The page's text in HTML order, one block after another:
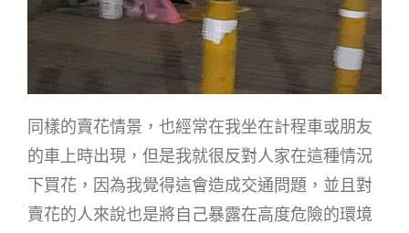
同樣的賣花情景，也經常在我坐在計程車或朋友
的車上時出現，但是我就很反對人家在這種情況
下買花，因為我覺得這會造成交通問題，並且對
賣花的人來說也是將自己暴露在高度危險的環境